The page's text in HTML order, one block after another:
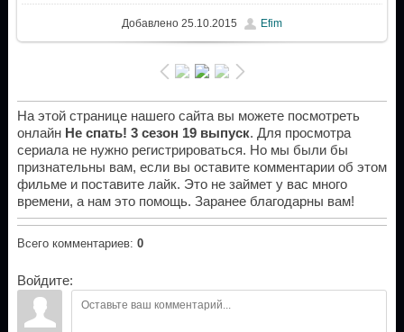
Добавлено25.10.2015 Efim
На этой странице нашего сайта вы можете посмотреть
онлайн Не спать! 3 сезон 19 выпуск. Для просмотра
сериала не нужно регистрироваться. Но мы были бы
признательны вам, если вы оставите комментарии об этом
фильме и поставите лайк. Это не займет у вас много
времени, а нам это помощь. Заранее благодарны вам!
Всего комментариев: 0
Войдите: